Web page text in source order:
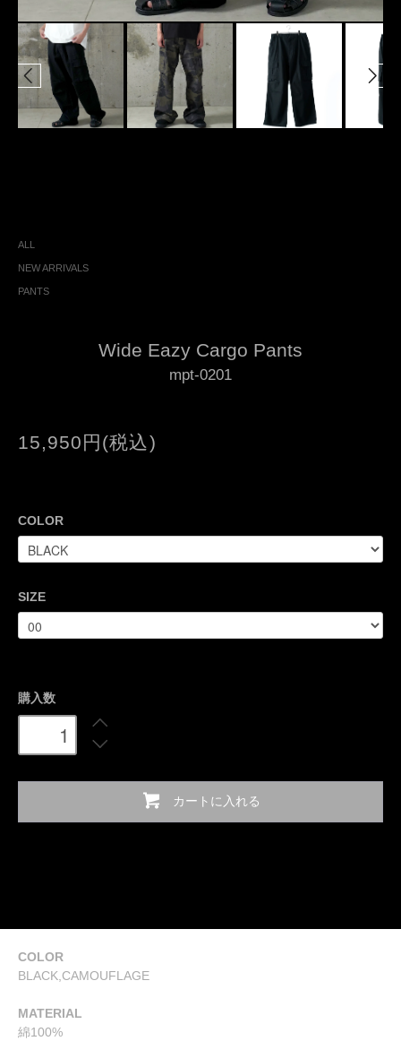
ALL
NEW ARRIVALS
PANTS
Wide Eazy Cargo Pants
mpt-0201
15,950円(税込)
COLOR
SIZE
購入数
カートに入れる
COLOR
BLACK,CAMOUFLAGE
MATERIAL
綿100%